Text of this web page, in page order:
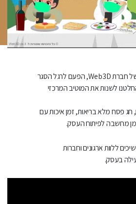
הפקת סרטון פסח המסורתי של חברת Web3D, הפעם לרגל הסגר
לשנות את המוטיב המרכזי
חג פסח מלא בריאות, זמן איכות עם
מחשבה לפיתוח העסק.
ממשיכים ללוות ארגונים וחברות
בעסק.